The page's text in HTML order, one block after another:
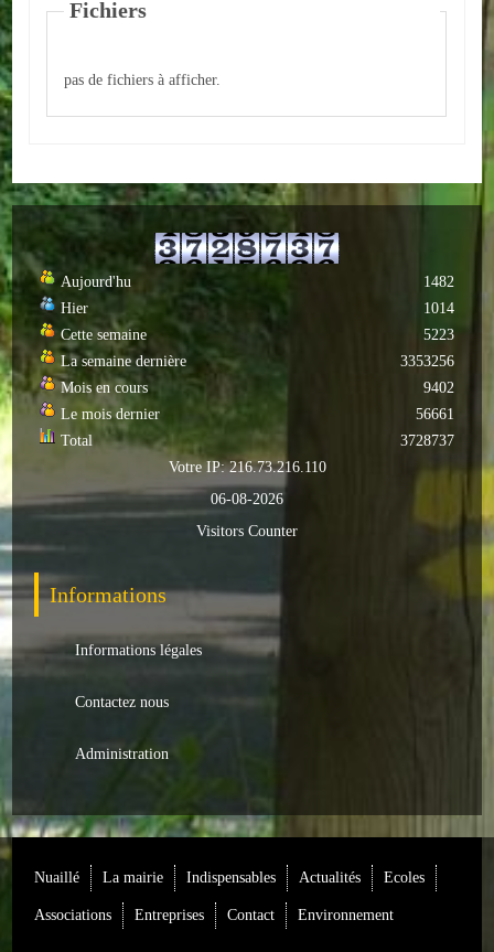
L'agriculture
Nos entreprises
Industries
Transports
Commerces
Hotels/Restaurants
Garages
Batiments/TP
Services
CONTACT
Actualités
Fichiers
pas de fichiers à afficher.
Aujourd'hu
Hier
Cette semaine
La semaine dernière
Mois en cours
Le mois dernier
Total
1482
1014
5223
3353256
9402
56661
3728737
Votre IP: 216.73.216.110
06-08-2026
Visitors Counter
Informations
Informations légales
Contactez nous
Administration
Nuaillé La mairie Indispensables Actualités Ecoles
Associations Entreprises Contact Environnement